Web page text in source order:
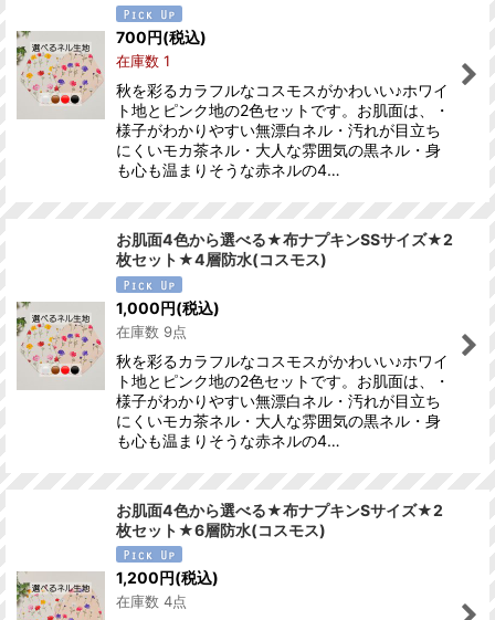
700円(税込)
在庫数 1
秋を彩るカラフルなコスモスがかわいい♪ホワイ
ト地とピンク地の2色セットです。お肌面は、・
様子がわかりやすい無漂白ネル・汚れが目立ち
にくいモカ茶ネル・大人な雰囲気の黒ネル・身
も心も温まりそうな赤ネルの4…
お肌面4色から選べる★布ナプキンSSサイズ★2
枚セット★4層防水(コスモス)
1,000円(税込)
在庫数 9点
秋を彩るカラフルなコスモスがかわいい♪ホワイ
ト地とピンク地の2色セットです。お肌面は、・
様子がわかりやすい無漂白ネル・汚れが目立ち
にくいモカ茶ネル・大人な雰囲気の黒ネル・身
も心も温まりそうな赤ネルの4…
お肌面4色から選べる★布ナプキンSサイズ★2
枚セット★6層防水(コスモス)
1,200円(税込)
在庫数 4点